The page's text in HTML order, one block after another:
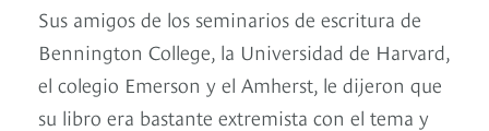
Sus amigos de los seminarios de escritura de
Bennington College, la Universidad de Harvard,
el colegio Emerson y el Amherst, le dijeron que
su libro era bastante extremista con el tema y